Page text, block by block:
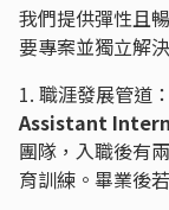
我們提供彈性且
要專案並獨立解
1. 職涯發展管道
Assistant Intern
團隊，入職後有
育訓練。畢業後